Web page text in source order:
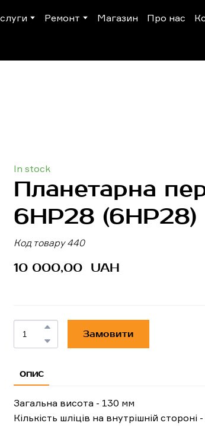
Ремонт Магазин Про нас
In stock
Планетарна
6HP28 (6HP28)
Код товару 440
10 000,00  UAH
Замовити
ОПИС
Загальна висота - 130 мм
Кількість шліців на внутрішній стороні